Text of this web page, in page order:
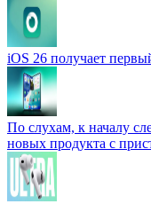
iOS 26 получает
По слухам, к началу
новых продукта с